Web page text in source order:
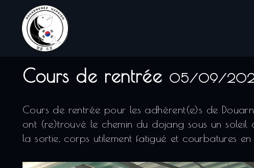
Cours de rentrée 05/09/
Cours de rentrée pour les adhérent(e)s de
ont (re)trouvé le chemin du dojang sous un soleil
la sortie, corps utilement fatigué et courbatures